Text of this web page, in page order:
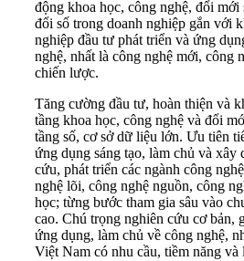
động khoa học, công nghệ, đổi mới
đổi số trong doanh nghiệp gắn với
nghiệp đầu tư phát triển và ứng
nghệ, nhất là công nghệ mới, công
chiến lược.
Tăng cường đầu tư, hoàn thiện và
tầng khoa học, công nghệ và đổi
tầng số, cơ sở dữ liệu lớn. Ưu tiên
ứng dụng sáng tạo, làm chủ và xây
cứu, phát triển các ngành công
nghệ lõi, công nghệ nguồn, công
học; từng bước tham gia sâu vào
cao. Chú trọng nghiên cứu cơ bản,
ứng dụng, làm chủ về công nghệ,
Việt Nam có nhu cầu, tiềm năng và